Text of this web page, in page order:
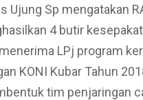
Ujung Sp mengatakan
4 butir
LPj program
KONI Kubar Tahun
tim penjaringan